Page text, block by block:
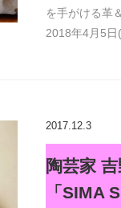
を手がける革
2018年4月5日
2017.12.3
陶芸家
「SIMA